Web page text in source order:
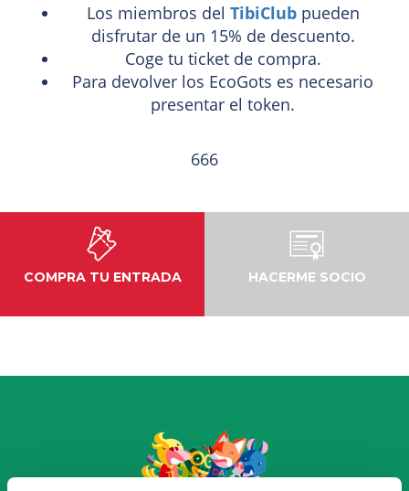
Los miembros del TibiClubpueden
disfrutar de un 15% de descuento.
Coge tu ticket de compra.
Para devolver los EcoGots es necesario
presentar el token.
666
COMPRA TU ENTRADA HACERME SOCIO